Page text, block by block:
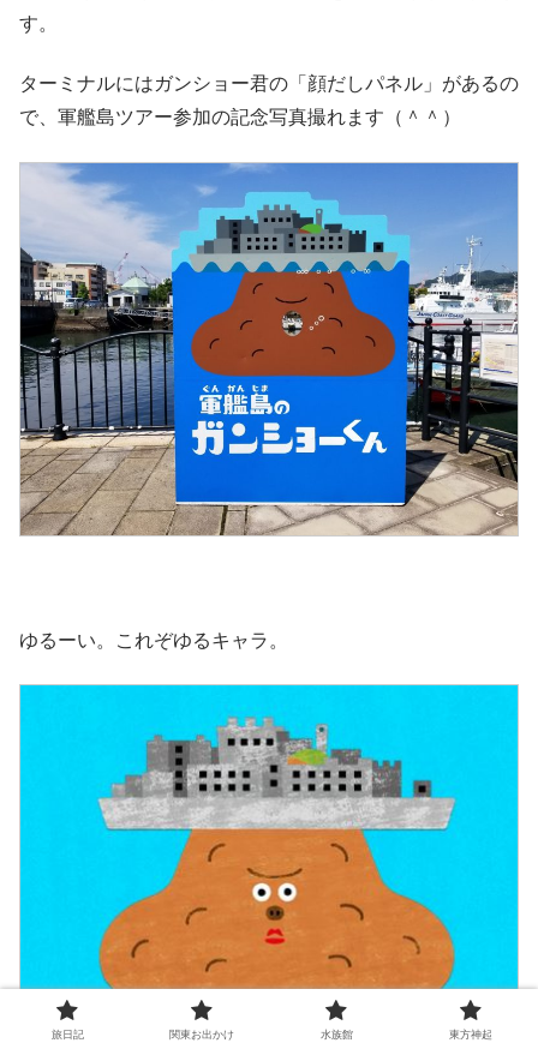
す。
ターミナルにはガンショー君の「顔だしパネル」があるの
で、軍艦島ツアー参加の記念写真撮れます（＾＾）
ゆるーい。これぞゆるキャラ。
旅日記 関東お出かけ 水族館 東方神起